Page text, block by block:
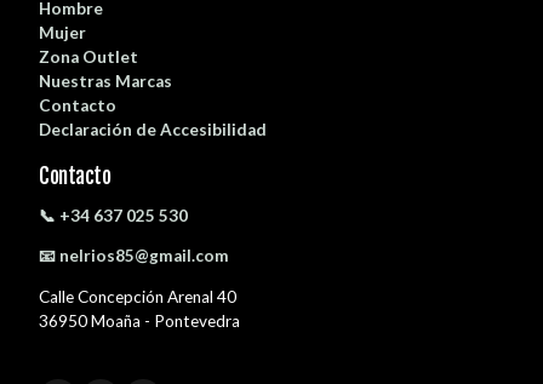
Hombre
Mujer
Zona Outlet
Nuestras Marcas
Contacto
Declaración de Accesibilidad
Contacto
📞 +34 637 025 530
📧 nelrios85@gmail.com
Calle Concepción Arenal 40
36950 Moaña - Pontevedra